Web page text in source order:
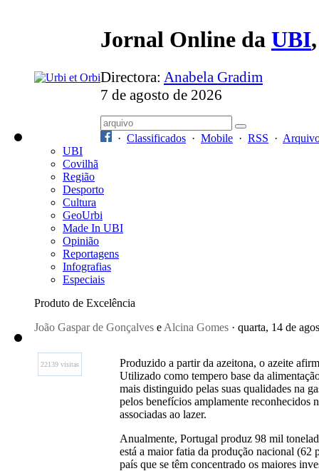
Jornal Online da UBI
Directora: Anabela Gradim
7 de agosto de 2026
· Classificados · Mobile · RSS ·
UBI
Covilhã
Região
Desporto
Cultura
GeoUrbi
Made In UBI
Opinião
Reportagens
Infografias
Especiais
Produto de Excelência
João Gaspar de Gonçalves e Alcina Gomes · quarta, 14 de
22139 visitas
Produzido a partir da azeitona, o azeite
Utilizado como tempero base da
mais distinguido pelas suas qualidades na
pelos benefícios amplamente reconhecidos
associadas ao lazer.
Anualmente, Portugal produz 98 mil
está a maior fatia da produção nacional (62
país que se têm concentrado os maiores